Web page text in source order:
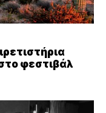
φεστιβάλ